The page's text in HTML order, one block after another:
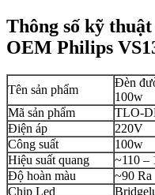
Thông số kỹ
OEM Philips
Tên sản phẩm
Đèn
100w
Mã sản phẩm
TLO-
Điện áp
220V
Công suất
100w
Hiệu suất quang
~110 –
Độ hoàn màu
~90 Ra
Chip Led